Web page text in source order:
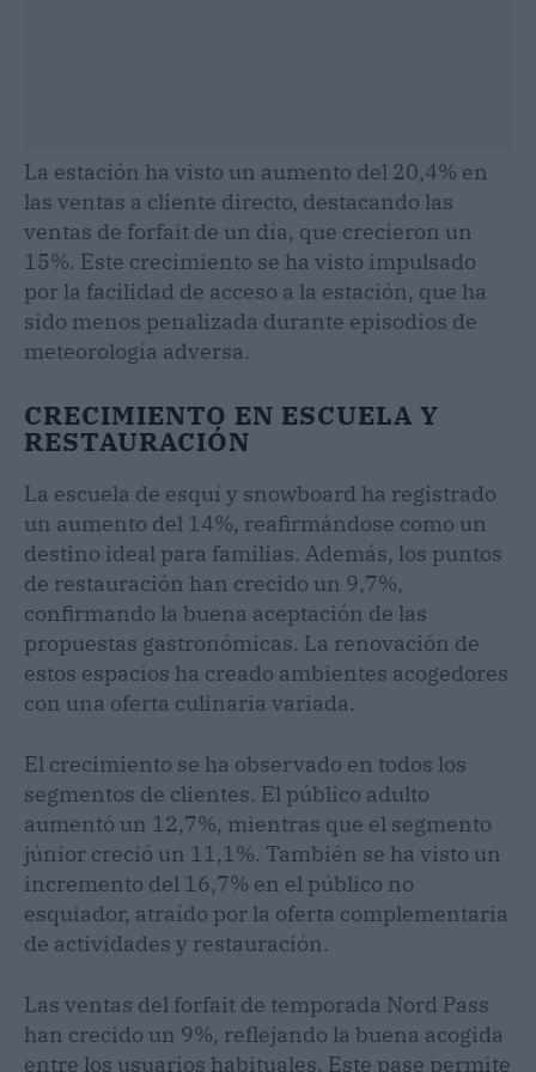
La estación ha visto un aumento del 20,4% en
las ventas a cliente directo, destacando las
ventas de forfait de un día, que crecieron un
15%. Este crecimiento se ha visto impulsado
por la facilidad de acceso a la estación, que ha
sido menos penalizada durante episodios de
meteorología adversa.
CRECIMIENTO EN ESCUELA Y
RESTAURACIÓN
La escuela de esquí y snowboard ha registrado
un aumento del 14%, reafirmándose como un
destino ideal para familias. Además, los puntos
de restauración han crecido un 9,7%,
confirmando la buena aceptación de las
propuestas gastronómicas. La renovación de
estos espacios ha creado ambientes acogedores
con una oferta culinaria variada.
El crecimiento se ha observado en todos los
segmentos de clientes. El público adulto
aumentó un 12,7%, mientras que el segmento
júnior creció un 11,1%. También se ha visto un
incremento del 16,7% en el público no
esquiador, atraído por la oferta complementaria
de actividades y restauración.
Las ventas del forfait de temporada Nord Pass
han crecido un 9%, reflejando la buena acogida
entre los usuarios habituales. Este pase permite